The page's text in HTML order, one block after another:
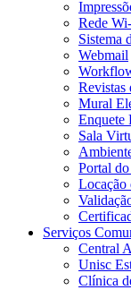
Rede
Sistema
Webmail
Revistas
Mural
Enquete
Sala
Portal
Locação
Serviços
Central
Unisc
Clínica